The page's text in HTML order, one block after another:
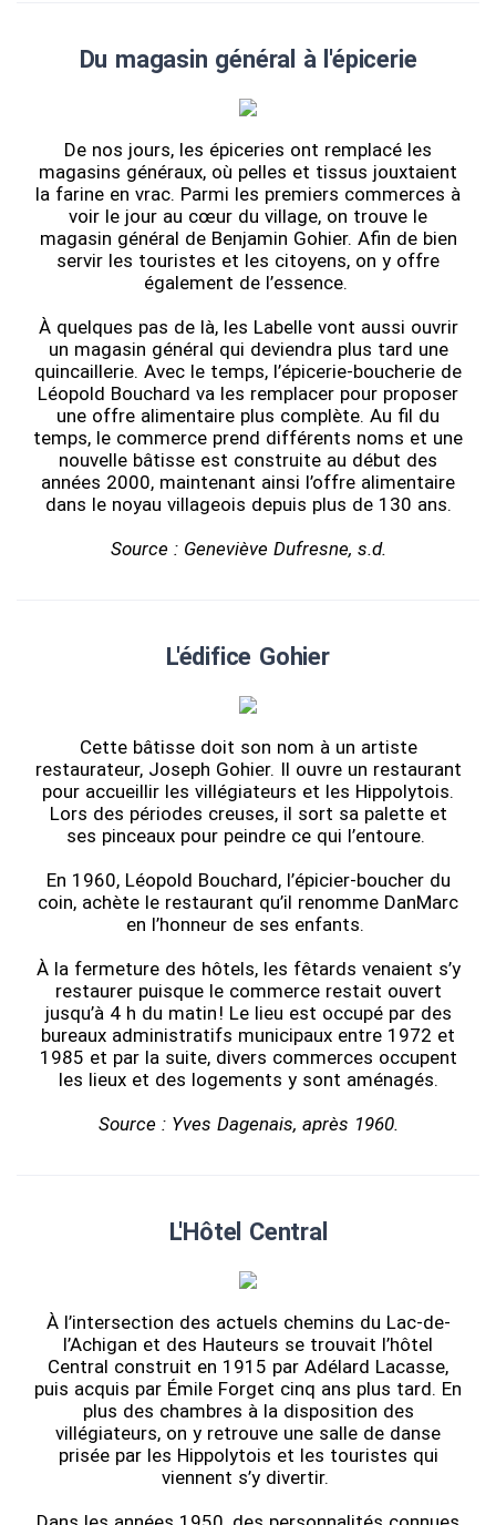
Du magasin général à l'épicerie
De nos jours, les épiceries ont remplacé les
magasins généraux, où pelles et tissus jouxtaient
la farine en vrac. Parmi les premiers commerces à
voir le jour au cœur du village, on trouve le
magasin général de Benjamin Gohier. Afin de bien
servir les touristes et les citoyens, on y offre
également de l’essence.
À quelques pas de là, les Labelle vont aussi ouvrir
un magasin général qui deviendra plus tard une
quincaillerie. Avec le temps, l’épicerie-boucherie de
Léopold Bouchard va les remplacer pour proposer
une offre alimentaire plus complète. Au fil du
temps, le commerce prend différents noms et une
nouvelle bâtisse est construite au début des
années 2000, maintenant ainsi l’offre alimentaire
dans le noyau villageois depuis plus de 130 ans.
Source : Geneviève Dufresne, s.d.
L'édifice Gohier
Cette bâtisse doit son nom à un artiste
restaurateur, Joseph Gohier. Il ouvre un restaurant
pour accueillir les villégiateurs et les Hippolytois.
Lors des périodes creuses, il sort sa palette et
ses pinceaux pour peindre ce qui l’entoure.
En 1960, Léopold Bouchard, l’épicier-boucher du
coin, achète le restaurant qu’il renomme DanMarc
en l’honneur de ses enfants.
À la fermeture des hôtels, les fêtards venaient s’y
restaurer puisque le commerce restait ouvert
jusqu’à 4 h du matin ! Le lieu est occupé par des
bureaux administratifs municipaux entre 1972 et
1985 et par la suite, divers commerces occupent
les lieux et des logements y sont aménagés.
Source : Yves Dagenais, après 1960.
L'Hôtel Central
À l’intersection des actuels chemins du Lac-de-
l’Achigan et des Hauteurs se trouvait l’hôtel
Central construit en 1915 par Adélard Lacasse,
puis acquis par Émile Forget cinq ans plus tard. En
plus des chambres à la disposition des
villégiateurs, on y retrouve une salle de danse
prisée par les Hippolytois et les touristes qui
viennent s’y divertir.